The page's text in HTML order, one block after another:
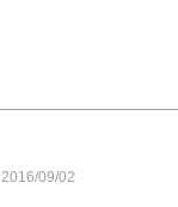
2016/09/02